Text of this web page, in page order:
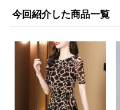
今回紹介した商品一覧